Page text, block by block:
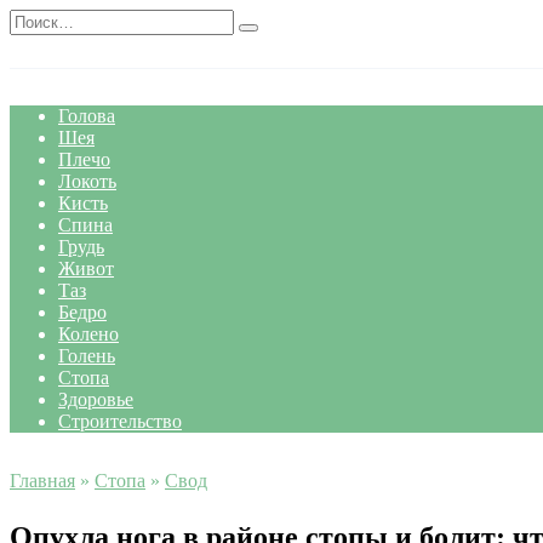
Перейти
к
Search
for:
Голова
Шея
Плечо
Локоть
Кисть
Спина
Грудь
Живот
Таз
Бедро
Колено
Голень
Стопа
Здоровье
Строительство
Главная » Стопа » Свод